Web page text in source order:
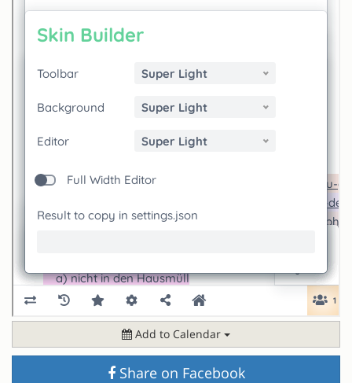
Add to Calendar
Share on Facebook